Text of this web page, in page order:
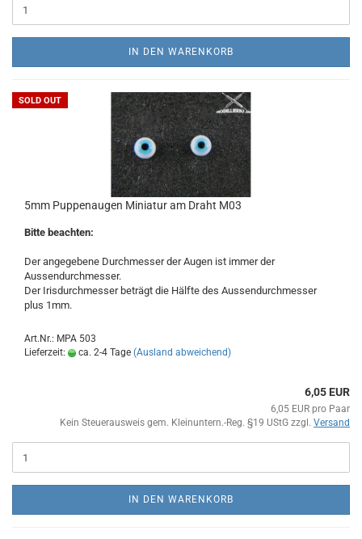
IN DEN WARENKORB
SOLD OUT
5mm Puppenaugen Miniatur am Draht M03
Bitte beachten:
Der angegebene Durchmesser der Augen ist immer der
Aussendurchmesser.
Der Irisdurchmesser beträgt die Hälfte des Aussendurchmesser
plus 1mm.
Art.Nr.: MPA 503
Lieferzeit:
ca. 2-4 Tage (Ausland abweichend)
6,05 EUR
6,05 EUR pro Paar
Kein Steuerausweis gem. Kleinuntern.-Reg. §19 UStG zzgl. Versand
IN DEN WARENKORB